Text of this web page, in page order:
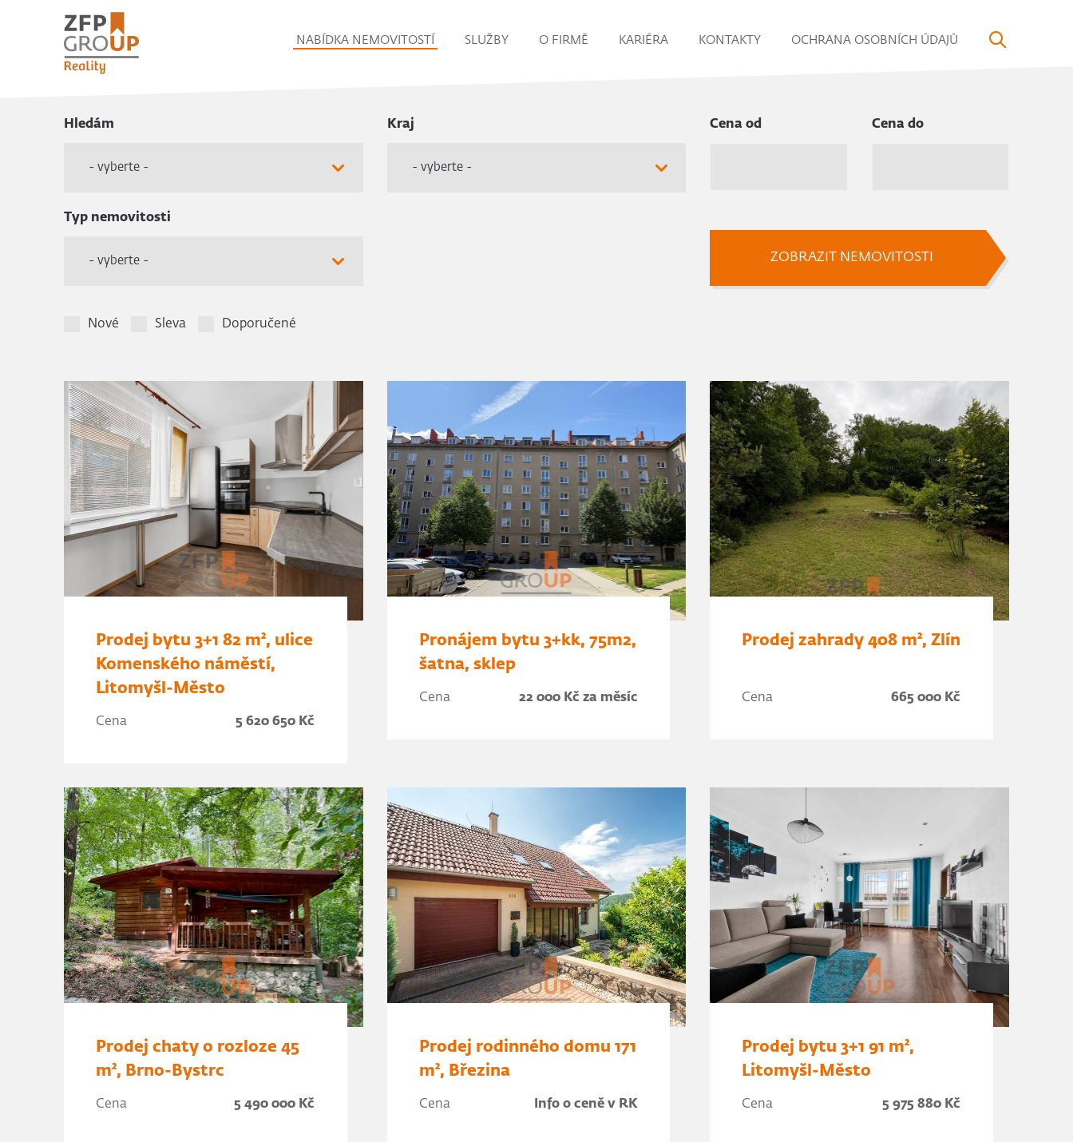
NABÍDKA NEMOVITOSTÍ SLUŽBY O FIRMĚ KARIÉRA KONTAKTY OCHRANA OSOBNÍCH ÚDAJŮ
Hledám
- vyberte -
Kraj
- vyberte -
Cena od Cena do
Typ nemovitosti
- vyberte -
Nové Sleva Doporučené
ZOBRAZIT NEMOVITOSTI
Prodej bytu 3+1 82 m², ulice
Komenského náměstí,
Litomyšl-Město
Cena 5 620 650 Kč
Pronájem bytu 3+kk, 75m2,
šatna, sklep
Cena 22 000 Kč za měsíc
Prodej zahrady 408 m², Zlín
Cena 665 000 Kč
Prodej chaty o rozloze 45
m², Brno-Bystrc
Cena 5 490 000 Kč
Prodej rodinného domu 171
m², Březina
Cena Info o ceně v RK
Prodej bytu 3+1 91 m²,
Litomyšl-Město
Cena 5 975 880 Kč